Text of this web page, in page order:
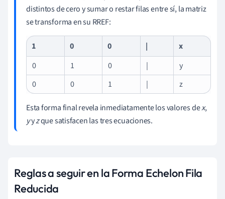
distintos de cero y sumar o restar filas entre sí, la matriz
se transforma en su RREF:
1 0 0 |
x
0
1 0 |
y
0
0 1 | z
Esta forma final revela inmediatamente los valores dex,
yyzque satisfacen las tres ecuaciones.
Reglas a seguir en la Forma Echelon Fila
Reducida